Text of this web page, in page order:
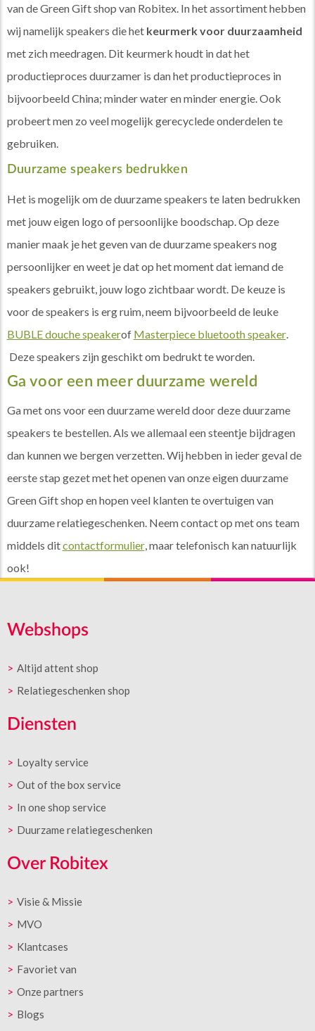
van de Green Gift shop van Robitex. In het assortiment hebben
wij namelijk speakers die het keurmerk voor duurzaamheid
met zich meedragen. Dit keurmerk houdt in dat het
productieproces duurzamer is dan het productieproces in
bijvoorbeeld China; minder water en minder energie. Ook
probeert men zo veel mogelijk gerecyclede onderdelen te
gebruiken.
Duurzame speakers bedrukken
Het is mogelijk om de duurzame speakers te laten bedrukken
met jouw eigen logo of persoonlijke boodschap. Op deze
manier maak je het geven van de duurzame speakers nog
persoonlijker en weet je dat op het moment dat iemand de
speakers gebruikt, jouw logo zichtbaar wordt. De keuze is
voor de speakers is erg ruim, neem bijvoorbeeld de leuke
BUBLE douche speakerof Masterpiece bluetooth speaker.
Deze speakers zijn geschikt om bedrukt te worden.
Ga voor een meer duurzame wereld
Ga met ons voor een duurzame wereld door deze duurzame
speakers te bestellen. Als we allemaal een steentje bijdragen
dan kunnen we bergen verzetten. Wij hebben in ieder geval de
eerste stap gezet met het openen van onze eigen duurzame
Green Gift shop en hopen veel klanten te overtuigen van
duurzame relatiegeschenken. Neem contact op met ons team
middels ditcontactformulier, maar telefonisch kan natuurlijk
ook!
Webshops
Altijd attent shop
Relatiegeschenken shop
Diensten
Loyalty service
Out of the box service
In one shop service
Duurzame relatiegeschenken
Over Robitex
Visie & Missie
MVO
Klantcases
Favoriet van
Onze partners
Blogs